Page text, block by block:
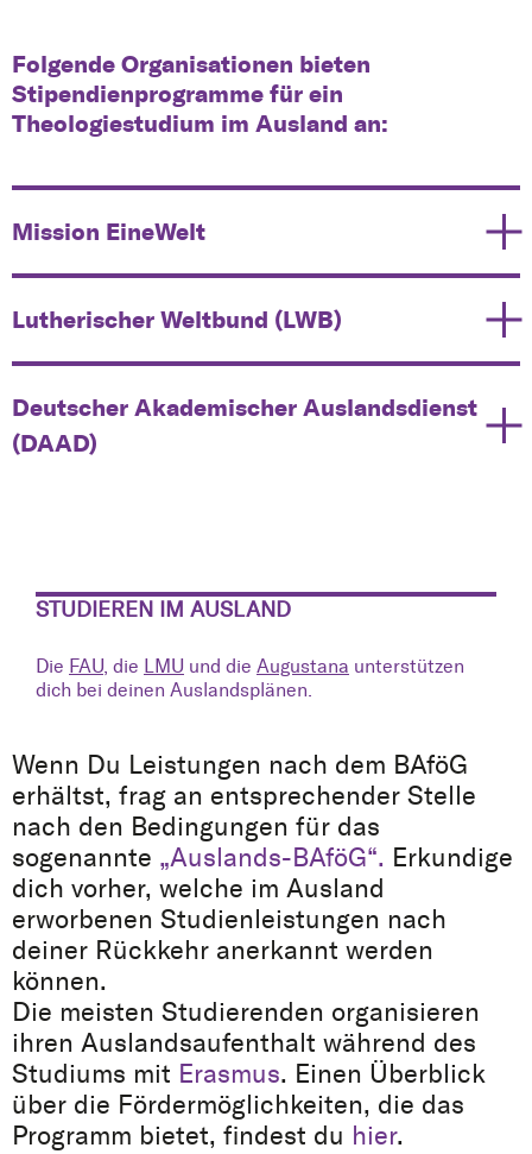
Folgende Organisationen bieten
Stipendienprogramme für ein
Theologiestudium im Ausland an:
Mission EineWelt
Lutherischer Weltbund (LWB)
Deutscher Akademischer Auslandsdienst
(DAAD)
STUDIEREN IM AUSLAND
Die FAU, die LMU und die Augustana unterstützen
dich bei deinen Auslandsplänen.
Wenn Du Leistungen nach dem BAföG
erhältst, frag an entsprechender Stelle
nach den Bedingungen für das
sogenannte „Auslands-BAföG“. Erkundige
dich vorher, welche im Ausland
erworbenen Studienleistungen nach
deiner Rückkehr anerkannt werden
können.
Die meisten Studierenden organisieren
ihren Auslandsaufenthalt während des
Studiums mit Erasmus. Einen Überblick
über die Fördermöglichkeiten, die das
Programm bietet, findest du hier.